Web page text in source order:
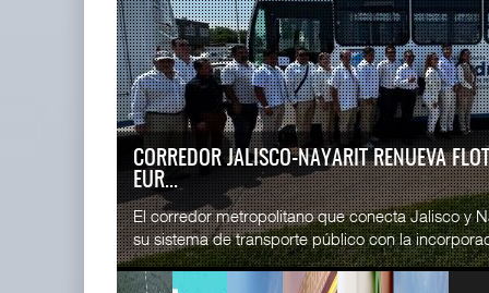
CORREDOR JALISCO-NAYARIT RENUEVA
EUR...
El corredor metropolitano que conecta Jalisco y
su sistema de transporte público con la
Cruceros crecen en Caribe
mientras bajan ferr ...
04 AGO 2026
READ MORE
SSA
Esperanz
06 JUL
READ MORE
CICE
...
02 JUL